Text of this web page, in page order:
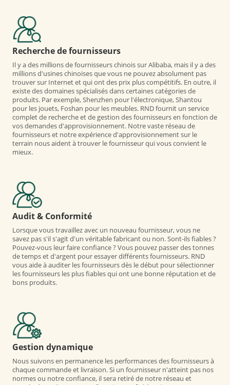
Recherche de fournisseurs
Il y a des millions de fournisseurs chinois sur Alibaba, mais il y a des
millions d'usines chinoises que vous ne pouvez absolument pas
trouver sur Internet et qui ont des prix plus compétitifs. En outre, il
existe des domaines spécialisés dans certaines catégories de
produits. Par exemple, Shenzhen pour l'électronique, Shantou
pour les jouets, Foshan pour les meubles. RND fournit un service
complet de recherche et de gestion des fournisseurs en fonction de
vos demandes d'approvisionnement. Notre vaste réseau de
fournisseurs et notre expérience d'approvisionnement sur le
terrain nous aident à trouver le fournisseur qui vous convient le
mieux.
Audit & Conformité
Lorsque vous travaillez avec un nouveau fournisseur, vous ne
savez pas s'il s'agit d'un véritable fabricant ou non. Sont-ils fiables ?
Pouvez-vous leur faire confiance ? Vous pouvez passer des tonnes
de temps et d'argent pour essayer différents fournisseurs. RND
vous aide à auditer les fournisseurs dès le début pour sélectionner
les fournisseurs les plus fiables qui ont une bonne réputation et de
bons produits.
Gestion dynamique
Nous suivons en permanence les performances des fournisseurs à
chaque commande et livraison. Si un fournisseur n'atteint pas nos
normes ou notre confiance, il sera retiré de notre réseau et